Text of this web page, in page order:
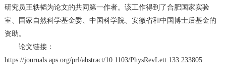
研究员王轶韬为论文的共同第一作者。该工作得到了合肥国家实验
室、国家自然科学基金委、中国科学院、安徽省和中国博士后基金的
资助。
论文链接：
https://journals.aps.org/prl/abstract/10.1103/PhysRevLett.133.233805